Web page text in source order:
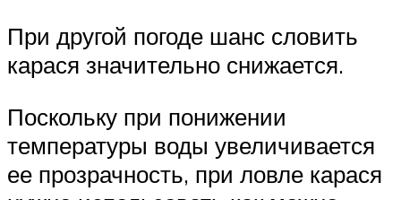
При другой погоде шанс словить
карася значительно снижается.
Поскольку при понижении
температуры воды увеличивается
ее прозрачность, при ловле карася